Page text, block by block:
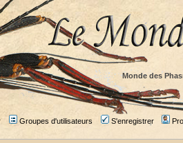
Monde des
Groupes d'utilisateurs S'enregistrer